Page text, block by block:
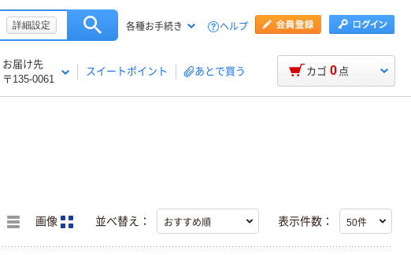
詳細設定 各種お手続き ヘルプ
お届け先
〒135-0061
スイートポイント あとで買う カゴ 0 点
画像 並べ替え： 表示件数：